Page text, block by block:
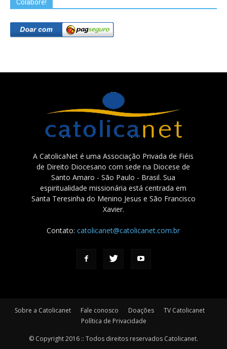
Colabore!
A CatolicaNet é uma Associação Privada de Fiéis
de Direito Diocesano com sede na Diocese de
Santo Amaro - São Paulo - Brasil. Sua
espiritualidade missionária está centrada em
Santa Teresinha do Menino Jesus e São Francisco
Xavier.
Contato:catolicanet@catolicanet.com.br
Sobre a Catolicanet Fale conosco Doações
TV Catolicanet
Política de Privacidade
© Copyright 2016 :: Todos direitos reservados Catolicanet.